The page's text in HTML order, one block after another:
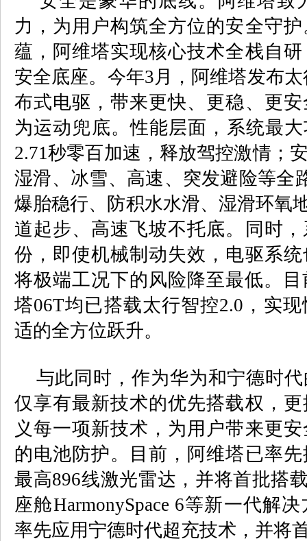
力，为用户构筑全方位的安全守
蕴，阿维塔实现核心技术全栈自
安全底座。今年3 月，阿维塔发布
布式电驱，带来更快、更稳、更
为运动兜底。性能层面，系统最
2.71秒零百加速，释放驾控激情；
湿滑、冰雪、高速、突发避险等全
爆胎稳行、防积水水滑、湿滑环氧
道起步、高速飞坡不托底。同时
份，即使机械制动失效，电驱系
将极端工况下的风险降至最低。
塔06T均已搭载太行智控2.0 ，实
适的全方位跃升。
与此同时，作为华为和宁德时代
仅享有最新技术的优先搭载权，
义每一项新技术，为用户带来更
的电池防护。目前，阿维塔已率
最高896线激光雷达，并将首批搭
座舱HarmonySpace 6等新一代解
率先应用宁德时代超充技术，并将